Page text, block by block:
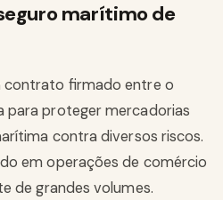
marítimo de
contrato firmado entre o
para proteger mercadorias
contra diversos riscos.
em operações de comércio
de grandes volumes.